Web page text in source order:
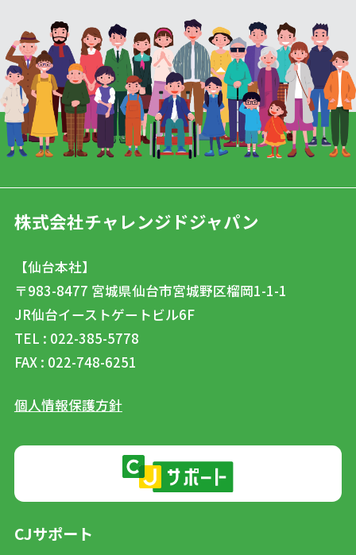
株式会社チャレンジドジャパン
【仙台本社】
〒983-8477 宮城県仙台市宮城野区榴岡1-1-1
JR仙台イーストゲートビル6F
TEL : 022-385-5778
FAX : 022-748-6251
個人情報保護方針
CJサポート